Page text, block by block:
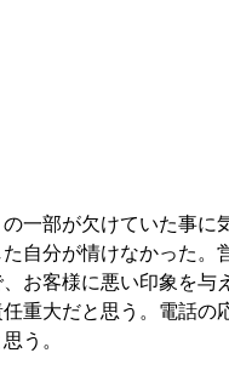
一部が欠けていた事
自分が情けなかった
お客様に悪い印象を
重大だと思う。電話
う。